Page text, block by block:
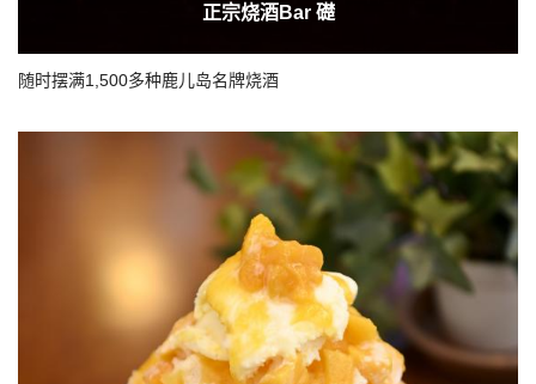
正宗烧酒Bar 礎
随时摆满1,500多种鹿儿岛名牌烧酒